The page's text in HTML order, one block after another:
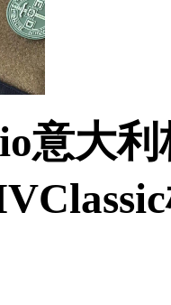
意大